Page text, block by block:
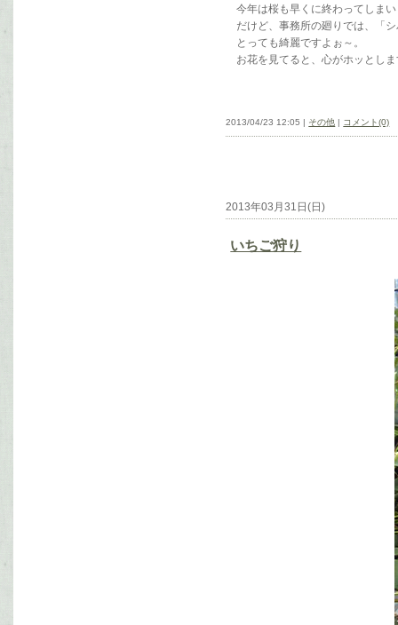
今年は桜も早くに終わってしま
だけど、事務所の廻りでは、「
とっても綺麗ですよぉ～。
お花を見てると、心がホッとし
2013/04/23 12:05 | その他 | コメント(0)
2013年03月31日(日)
いちご狩り